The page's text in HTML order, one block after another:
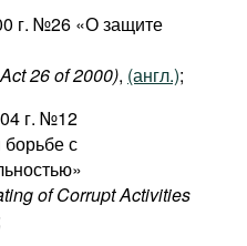
г. №26 «О защите
26 of 2000), (англ.);
г. №12
с
of Corrupt Activities